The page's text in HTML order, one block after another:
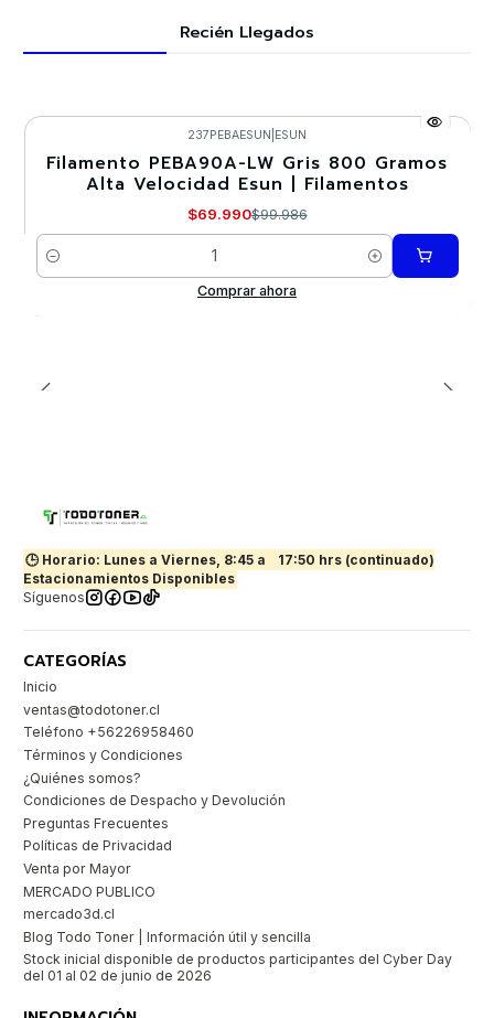
Recién Llegados
-30%
237PEBAESUN ESUN
Filamento PEBA90A-LW Gris 800 Gramos
Alta Velocidad Esun | Filamentos
$69.990$99.986
Cantidad
Comprar ahora
🕒 Horario: Lunes a Viernes, 8:45 a
17:50 hrs (continuado)
Estacionamientos Disponibles
Síguenos
CATEGORÍAS
Inicio
ventas@todotoner.cl
Teléfono +56226958460
Términos y Condiciones
¿Quiénes somos?
Condiciones de Despacho y Devolución
Preguntas Frecuentes
Políticas de Privacidad
Venta por Mayor
MERCADO PUBLICO
mercado3d.cl
Blog Todo Toner | Información útil y sencilla
Stock inicial disponible de productos participantes del Cyber Day
del 01 al 02 de junio de 2026